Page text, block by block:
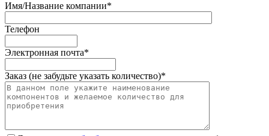
Имя/Название компании*
Телефон
Электронная почта*
Заказ (не забудьте указать количество)*